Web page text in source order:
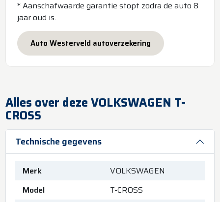
* Aanschafwaarde garantie stopt zodra de auto 8
jaar oud is.
Auto Westerveld autoverzekering
Alles over deze VOLKSWAGEN T-
CROSS
Technische gegevens
Merk
VOLKSWAGEN
Model
T-CROSS